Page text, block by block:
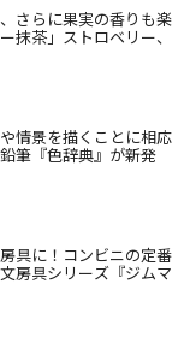
さらに果実の香りも楽
抹茶」ストロベリー、
情景を描くことに相応
筆『色辞典』が新発
具に！コンビニの定番
房具シリーズ『ジムマ